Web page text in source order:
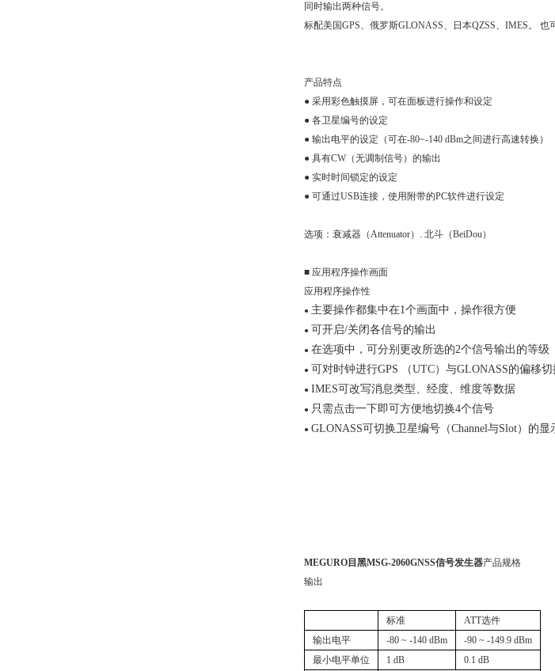
同时输出两种信号。
标配美国GPS、俄罗斯GLONASS、日本QZSS、IMES。 也
产品特点
● 采用彩色触摸屏，可在面板进行操作和设定
● 各卫星编号的设定
● 输出电平的设定（可在-80~-140 dBm之间进行高速转换）
● 具有CW（无调制信号）的输出
● 实时时间锁定的设定
● 可通过USB连接，使用附带的PC软件进行设定
选项：衰减器（Attenuator）. 北斗（BeiDou）
■ 应用程序操作画面
应用程序操作性
● 主要操作都集中在1个画面中，操作很方便
● 可开启/关闭各信号的输出
● 在选项中，可分别更改所选的2个信号输出的等级
● 可对时钟进行GPS （UTC）与GLONASS的偏移
● IMES可改写消息类型、经度、维度等数据
● 只需点击一下即可方便地切换4个信号
● GLONASS可切换卫星编号（Channel与Slot）的显
MEGURO目黑MSG-2060GNSS信号发生器产品规格
输出
标准
ATT选件
输出电平
-80 ~ -140 dBm
-90 ~ -149.9 dBm
最小电平单位
1 dB
0.1 dB